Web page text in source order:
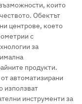
които
Обектът
центрове, което
с
за
продукти.
автоматизирани
използват
инструменти за